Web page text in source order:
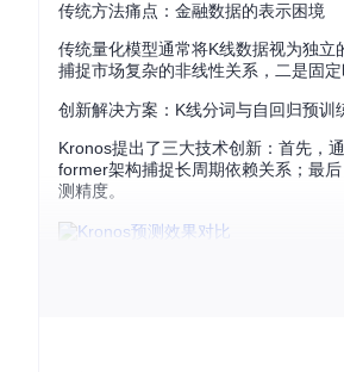
传统方法痛点：金融数据的表示困境
传统量化模型通常将K线数据视为独
捕捉市场复杂的非线性关系，二是固
创新解决方案：K线分词与自回归预训
Kronos提出了三大技术创新：首先，
former架构捕捉长周期依赖关系；最
测精度。
数据来源：沪深300成分股5分钟K线